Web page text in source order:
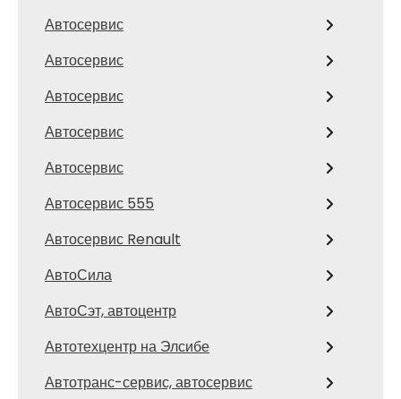
Автосервис
Автосервис
Автосервис
Автосервис
Автосервис
Автосервис 555
Автосервис Renault
АвтоСила
АвтоСэт, автоцентр
Автотехцентр на Элсибе
Автотранс-сервис, автосервис